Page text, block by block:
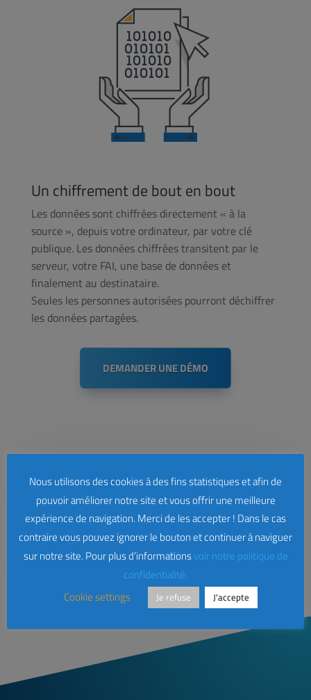
Un chiffrement de bout en bout
Les données sont chiffrées directement « à la
source », depuis votre ordinateur, par votre clé
publique. Les données chiffrées transitent par le
serveur, votre FAI, une base de données et
finalement au destinataire.
Seules les personnes autorisées pourront déchiffrer
les données partagées.
DEMANDER UNE DÉMO
Nous utilisons des cookies à des fins statistiques et afin de
pouvoir améliorer notre site et vous offrir une meilleure
expérience de navigation. Merci de les accepter ! Dans le cas
contraire vous pouvez ignorer le bouton et continuer à naviguer
sur notre site. Pour plus d’informationsvoir notre politique de
confidentialité.
Cookie settings
Je refuse J'accepte